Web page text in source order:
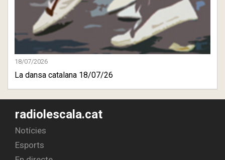
18/07/2026
La dansa catalana 18/07/26
radiolescala.cat
Notícies
Esports